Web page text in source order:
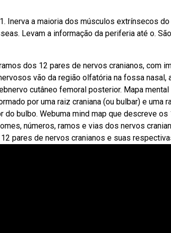
Inerva a maioria dos músculos extrínsecos
Levam a informação da periferia até o.
dos 12 pares de nervos cranianos, com
vão da região olfatória na fossa nasal,
cutâneo femoral posterior. Mapa
por uma raiz craniana (ou bulbar) e uma
bulbo. Webuma mind map que descreve
números, ramos e vias dos nervos
pares de nervos cranianos e suas